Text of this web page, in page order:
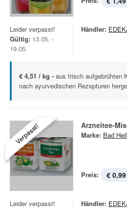
Leider verpasst!
Gültig: 13.05. -
19.05.
Händler:
€ 4,51 / kg - aus frisch aufgebrühten
nach ayurvedischen Rezepturen
Verpasst! Arzneitee-
Marke: Bad
Preis: € 0,99
Leider verpasst!
Händler: